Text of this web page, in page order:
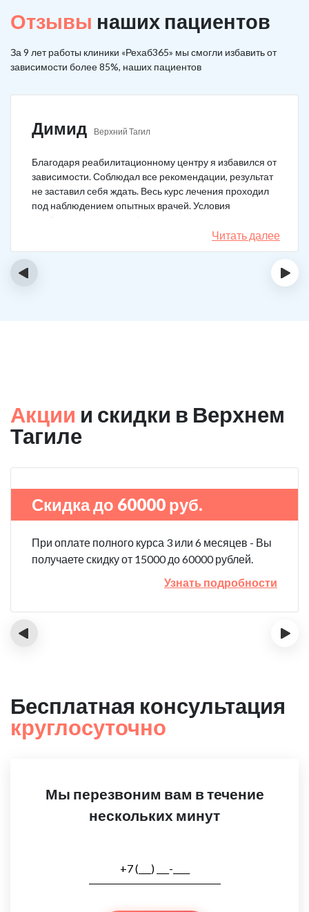
Отзывы наших пациентов
За 9 лет работы клиники «Рехаб365» мы смогли избавить от
зависимости более 85%, наших пациентов
Димид Верхний Тагил
Благодаря реабилитационному центру я избавился от
зависимости. Соблюдал все рекомендации, результат
не заставил себя ждать. Весь курс лечения проходил
под наблюдением опытных врачей. Условия
пребывания супер комфортные: вкусная еда, уютно,
есть все необходимое для жизни. У меня не возникало
никаких стрессовых ситуаций.
Читать далее
‹ ›
Акции и скидки в Верхнем
Тагиле
Скидка до 60000 руб.
При оплате полного курса 3 или 6 месяцев - Вы
получаете скидку от 15000 до 60000 рублей.
Узнать подробности
‹ ›
Бесплатная консультация
круглосуточно
Мы перезвоним вам в течение
нескольких минут